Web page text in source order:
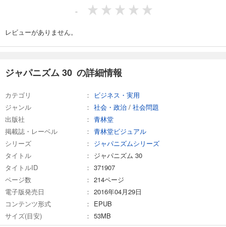
辺野古の陰で置き去りされる経済、福祉の問題 仲新城誠
[連載11]アカデミズムと赤デミズム 現代日本を代表する似非思想家・内
田樹の反知性1 左翼アカデミズムを研究する会
[連載]築城の経営学 第十六回 大河ドラマ『真田丸』に 登場する信州の城
朴槿恵大統領苦悩の3年 ちぎれた大風呂敷 某国のイージス
自衛隊が支えた1964年東京オリンピック 後編 渡邉陽子
[連載]ねずさんの読み解く『古事記』神倭伊波礼毘古命 その一 小名木善
行
2016年NHK大河ドラマ特別展「真田丸」東京展
ブックレビュー
-
レビューがありません。
ジャパニズム 30 の詳細情報
カテゴリ
ビジネス・実用
ジャンル
社会・政治 / 社会問題
出版社
青林堂
掲載誌・レーベル
青林堂ビジュアル
シリーズ
ジャパニズムシリーズ
タイトル
ジャパニズム 30
タイトルID
371907
ページ数
214ページ
電子版発売日
2016年04月29日
コンテンツ形式
EPUB
サイズ(目安)
53MB